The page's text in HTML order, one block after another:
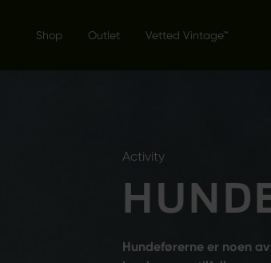
Shop Outlet Vetted Vintage™
Activity
Hundeførerne er noen